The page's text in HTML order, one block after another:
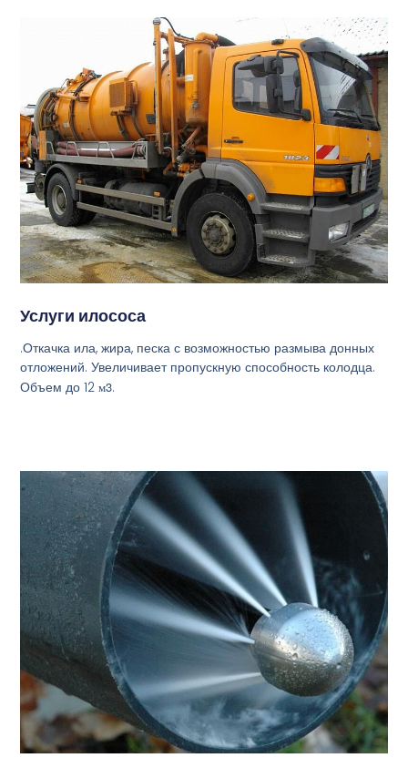
Услуги илососа
.Откачка ила, жира, песка с возможностью размыва донных
отложений. Увеличивает пропускную способность колодца.
Объем до 12м3.